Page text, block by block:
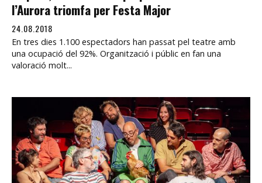
l’Aurora triomfa per Festa Major
24.08.2018
En tres dies 1.100 espectadors han passat pel teatre amb
una ocupació del 92%. Organització i públic en fan una
valoració molt...